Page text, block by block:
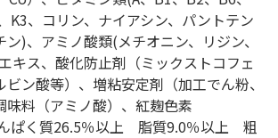
K3、コリン、ナイアシン、パントテン
)、アミノ酸類(メチオニン、リジン、
キス、酸化防止剤（ミックストコフェ
ン酸等）、増粘安定剤（加工でん粉、
味料（アミノ酸）、紅麹色素
んぱく質26.5％以上 脂質9.0％以上 粗